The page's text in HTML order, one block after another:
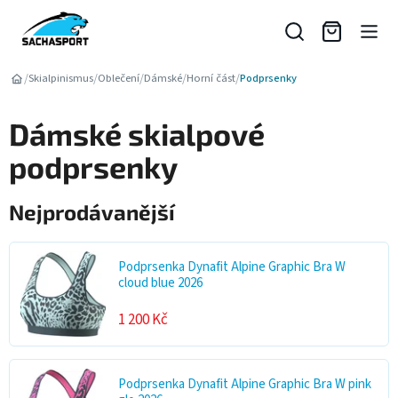
obsah
/Skialpinismus/Oblečení/Dámské/Horní část/Podprsenky
Dámské skialpové
podprsenky
Nejprodávanější
Podprsenka Dynafit Alpine Graphic Bra W
cloud blue 2026
1 200 Kč
Podprsenka Dynafit Alpine Graphic Bra W pink